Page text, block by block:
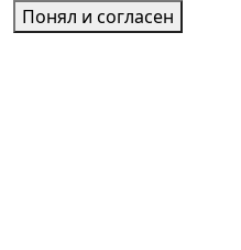
Понял и согласен